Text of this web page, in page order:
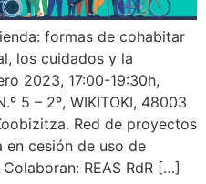
formas de cohabitar
los cuidados y la
2023, 17:00-19:30h,
5 – 2º, WIKITOKI, 48003
Red de proyectos
cesión de uso de
REAS RdR […]